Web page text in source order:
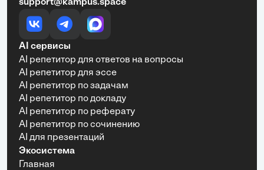
support@kampus.space
AI сервисы
AI репетитор для ответов на вопросы
AI репетитор для эссе
AI репетитор по задачам
AI репетитор по докладу
AI репетитор по реферату
AI репетитор по сочинению
AI для презентаций
Экосистема
Главная